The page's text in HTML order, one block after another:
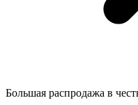
Большая распродажа в